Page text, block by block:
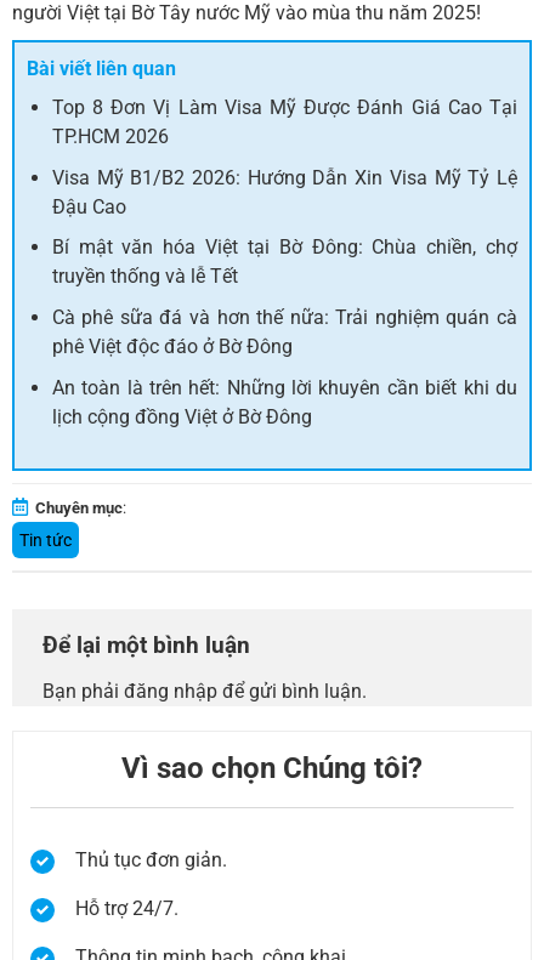
người Việt tại Bờ Tây nước Mỹ vào mùa thu năm 2025!
Bài viết liên quan
Top 8 Đơn Vị Làm Visa Mỹ Được Đánh Giá Cao Tại
TP.HCM 2026
Visa Mỹ B1/B2 2026: Hướng Dẫn Xin Visa Mỹ Tỷ Lệ
Đậu Cao
Bí mật văn hóa Việt tại Bờ Đông: Chùa chiền, chợ
truyền thống và lễ Tết
Cà phê sữa đá và hơn thế nữa: Trải nghiệm quán cà
phê Việt độc đáo ở Bờ Đông
An toàn là trên hết: Những lời khuyên cần biết khi du
lịch cộng đồng Việt ở Bờ Đông
Chuyên mục:
Tin tức
Để lại một bình luận
Bạn phải đăng nhập để gửi bình luận.
Vì sao chọn Chúng tôi?
Thủ tục đơn giản.
Hỗ trợ 24/7.